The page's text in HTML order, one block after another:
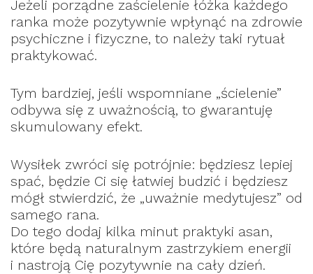
Jeżeli porządne zaścielenie łóżka każdego
ranka może pozytywnie wpłynąć na zdrowie
psychiczne i fizyczne, to należy taki rytuał
praktykować.
Tym bardziej, jeśli wspomniane „ścielenie”
odbywa się z uważnością, to gwarantuję
skumulowany efekt.
Wysiłek zwróci się potrójnie: będziesz lepiej
spać, będzie Ci się łatwiej budzić i będziesz
mógł stwierdzić, że „uważnie medytujesz” od
samego rana.
Do tego dodaj kilka minut praktyki asan,
które będą naturalnym zastrzykiem energii
i nastroją Cię pozytywnie na cały dzień.